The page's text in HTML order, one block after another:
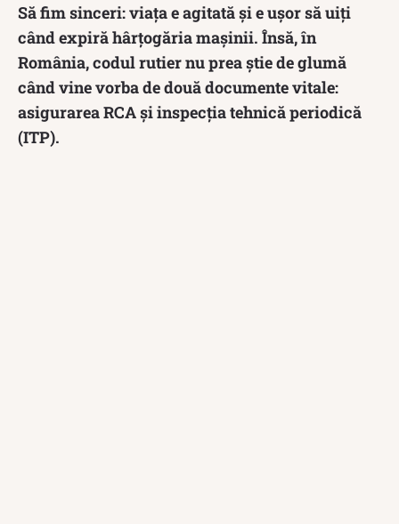
Să fim sinceri: viața e agitată și e ușor să uiți
când expiră hârțogăria mașinii. Însă, în
România, codul rutier nu prea știe de glumă
când vine vorba de două documente vitale:
asigurarea RCA și inspecția tehnică periodică
(ITP).